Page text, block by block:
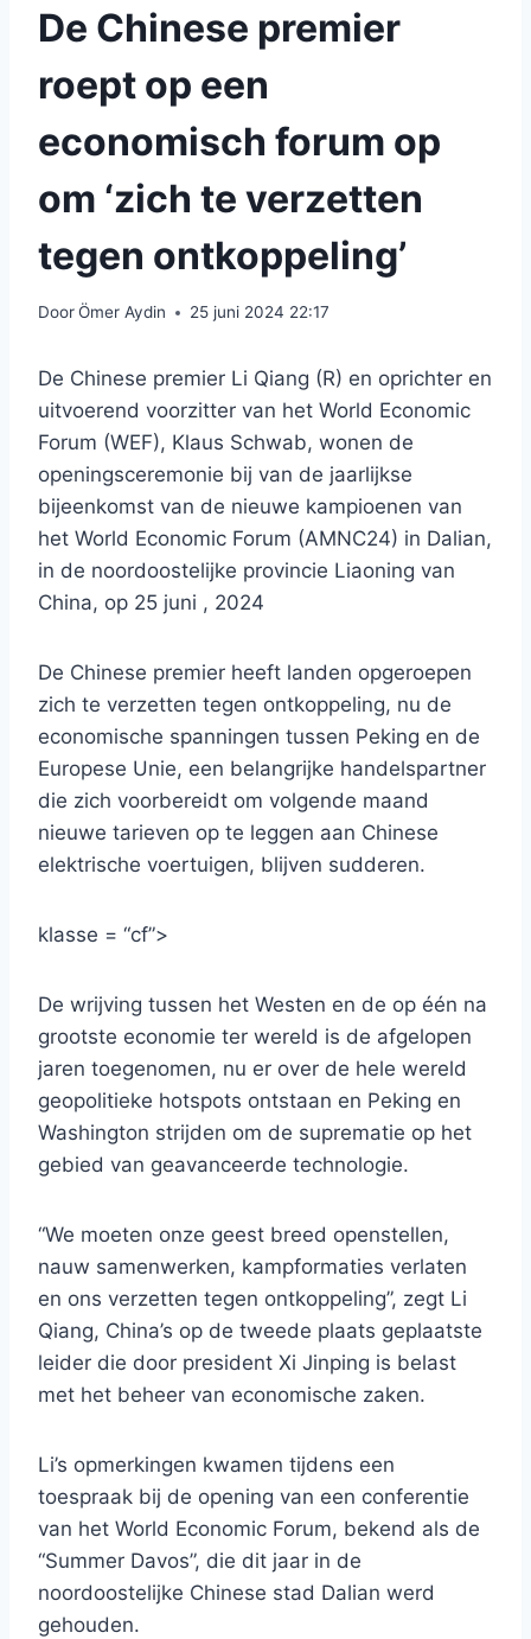
De Chinese premier
roept op een
economisch forum op
om ‘zich te verzetten
tegen ontkoppeling’
DoorÖmer Aydin 25 juni 2024 22:17
De Chinese premier Li Qiang (R) en oprichter en
uitvoerend voorzitter van het World Economic
Forum (WEF), Klaus Schwab, wonen de
openingsceremonie bij van de jaarlijkse
bijeenkomst van de nieuwe kampioenen van
het World Economic Forum (AMNC24) in Dalian,
in de noordoostelijke provincie Liaoning van
China, op 25 juni , 2024
De Chinese premier heeft landen opgeroepen
zich te verzetten tegen ontkoppeling, nu de
economische spanningen tussen Peking en de
Europese Unie, een belangrijke handelspartner
die zich voorbereidt om volgende maand
nieuwe tarieven op te leggen aan Chinese
elektrische voertuigen, blijven sudderen.
klasse = “cf”>
De wrijving tussen het Westen en de op één na
grootste economie ter wereld is de afgelopen
jaren toegenomen, nu er over de hele wereld
geopolitieke hotspots ontstaan ​​en Peking en
Washington strijden om de suprematie op het
gebied van geavanceerde technologie.
“We moeten onze geest breed openstellen,
nauw samenwerken, kampformaties verlaten
en ons verzetten tegen ontkoppeling”, zegt Li
Qiang, China’s op de tweede plaats geplaatste
leider die door president Xi Jinping is belast
met het beheer van economische zaken.
Li’s opmerkingen kwamen tijdens een
toespraak bij de opening van een conferentie
van het World Economic Forum, bekend als de
“Summer Davos”, die dit jaar in de
noordoostelijke Chinese stad Dalian werd
gehouden.